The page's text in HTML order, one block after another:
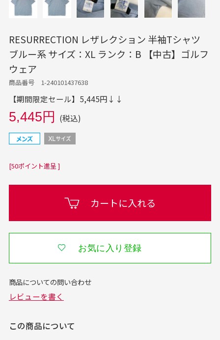
RESURRECTION レザレクション 半袖Tシャツ
ブルー系 サイズ：XL ランク：B 【中古】ゴルフ
ウェア
商品番号 1-240101437638
【期間限定セール】5,445円↓↓
5,445円 (税込)
[50ポイント進呈 ]
カートに入れる
お気に入り登録
この商品について